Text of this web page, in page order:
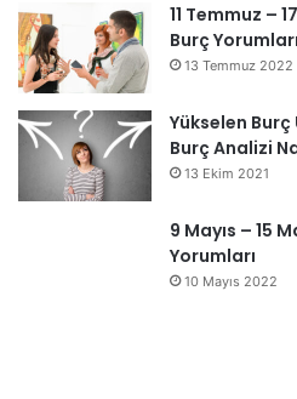
11 Temmuz –
Burç Yorumları
13 Temmuz 2022
Yükselen Burç
Burç Analizi
13 Ekim 2021
9 Mayıs – 15
Yorumları
10 Mayıs 2022